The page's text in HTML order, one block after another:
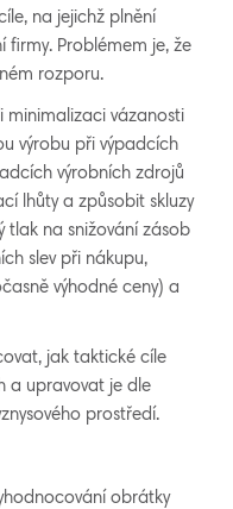
na jejichž plnění
Problémem je, že
rozporu.
minimalizaci vázanosti
výrobu při výpadcích
výrobních zdrojů
lhůty a způsobit skluzy
tlak na snižování zásob
slev při nákupu,
výhodné ceny) a
jak taktické cíle
a upravovat je dle
prostředí.
obrátky